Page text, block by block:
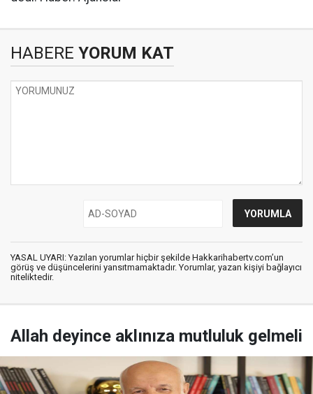
HABERE YORUM KAT
YASAL UYARI: Yazılan yorumlar hiçbir şekilde Hakkarihabertv.com’un
görüş ve düşüncelerini yansıtmamaktadır. Yorumlar, yazan kişiyi bağlayıcı
niteliktedir.
Allah deyince aklınıza mutluluk gelmeli